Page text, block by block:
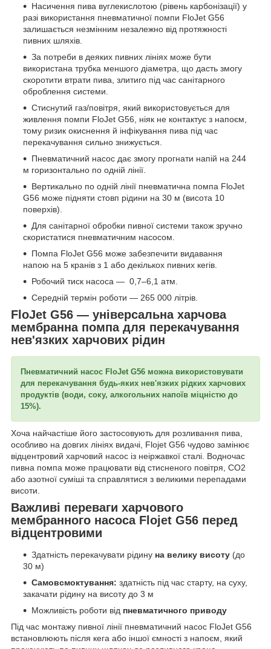
Насичення пива вуглекислотою (рівень карбонізації) у
разі використання пневматичної помпи FloJet G56
залишається незмінним незалежно від протяжності
пивних шляхів.
За потреби в деяких пивних лініях може бути
використана трубка меншого діаметра, що дасть змогу
скоротити втрати пива, злитиго під час санітарного
оброблення системи.
Стиснутий газ/повітря, який використовується для
живлення помпи FloJet G56, ніяк не контактує з напоєм,
тому ризик окиснення й інфікування пива під час
перекачування сильно знижується.
Пневматичний насос дає змогу прогнати напій на 244
м горизонтально по одній лінії.
Вертикально по одній лінії пневматична помпа FloJet
G56 може підняти стовп рідини на 30 м (висота 10
поверхів).
Для санітарної обробки пивної системи також зручно
скористатися пневматичним насосом.
Помпа FloJet G56 може забезпечити видавання
напою на 5 кранів з 1 або декількох пивних кегів.
Робочий тиск насоса — 0,7–6,1 атм.
Середній термін роботи — 265 000 літрів.
FloJet G56 — універсальна харчова
мембранна помпа для перекачування
нев'язких харчових рідин
Пневматичний насос FloJet G56 можна використовувати
для перекачування будь-яких нев'язких рідких харчових
продуктів (води, соку, алкогольних напоїв міцністю до
15%).
Хоча найчастіше його застосовують для розливання пива,
особливо на довгих лініях видачі, Flojet G56 чудово замінює
відцентровий харчовий насос із неіржавкої сталі. Водночас
пивна помпа може працювати від стисненого повітря, СО2
або азотної суміші та справлятися з великими перепадами
висоти.
Важливі переваги харчового
мембранного насоса Flojet G56 перед
відцентровими
Здатність перекачувати рідину на велику висоту (до
30 м)
Самовсмоктування: здатність під час старту, на суху,
закачати рідину на висоту до 3 м
Можливість роботи від пневматичного приводу
Під час монтажу пивної лінії пневматичний насос FloJet G56
встановлюють після кега або іншої ємності з напоєм, який